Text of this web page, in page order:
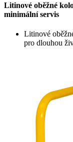
Litinové oběžné
minimální servis
Litinové
pro dlouhou